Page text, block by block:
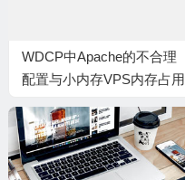
WDCP中Apache的不合理
配置与小内存VPS内存占用